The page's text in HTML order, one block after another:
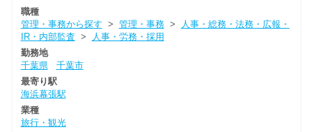
職種
管理・事務から探す > 管理・事務>
人事・総務・法務・広報・
IR・内部監査 >
人事・労務・採用
勤務地
千葉県
千葉市
最寄り駅
海浜幕張駅
業種
旅行・観光